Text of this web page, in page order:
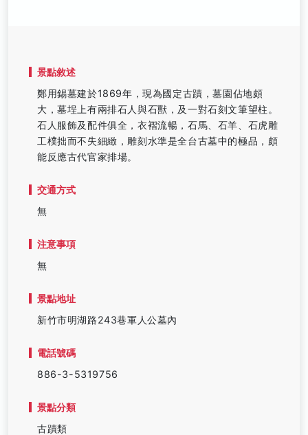
景點敘述
鄭用錫墓建於1869年，現為國定古蹟，墓園佔地頗
大，墓埕上有兩排石人與石獸，及一對石刻文筆望柱。
石人服飾及配件俱全，衣褶流暢，石馬、石羊、石虎雕
工樸拙而不失細緻，雕刻水準是全台古墓中的極品，頗
能反應古代官家排場。
交通方式
無
注意事項
無
景點地址
新竹市明湖路243巷軍人公墓內
電話號碼
886-3-5319756
景點分類
古蹟類